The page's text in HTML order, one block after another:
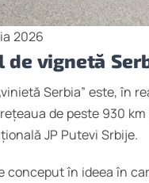
2026
de vignetă
Serbia” este, în
de peste 930
JP Putevi Srbije.
conceput în ideea în